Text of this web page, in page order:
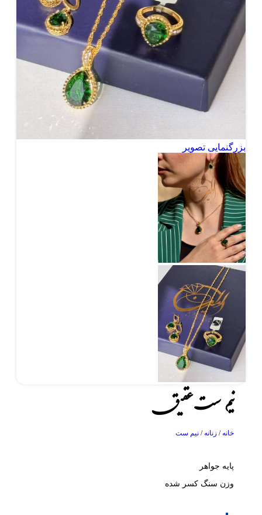
بزرگنمایی تصویر
نیم ست عقیق
خانه/ زنانه/ نیم ست
پایه جواهر
وزن سنگ کسر شده